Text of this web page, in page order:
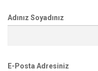
Adınız Soyadınız
E-Posta Adresiniz